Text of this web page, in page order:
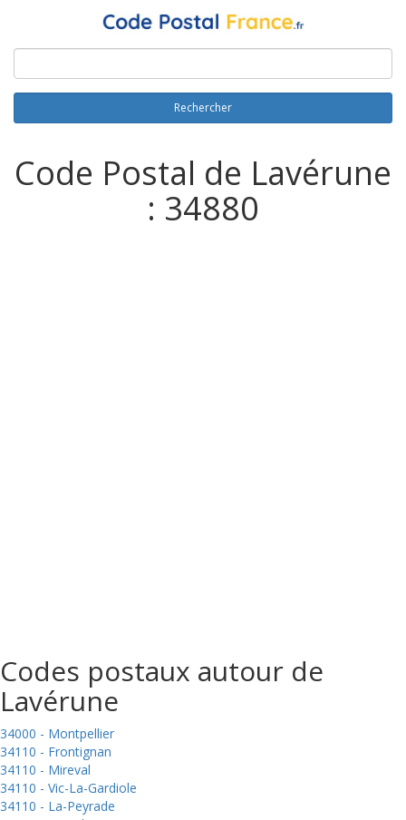
Rechercher
Code Postal de Lavérune
: 34880
Codes postaux autour de
Lavérune
34000 - Montpellier
34110 - Frontignan
34110 - Mireval
34110 - Vic-La-Gardiole
34110 - La-Peyrade